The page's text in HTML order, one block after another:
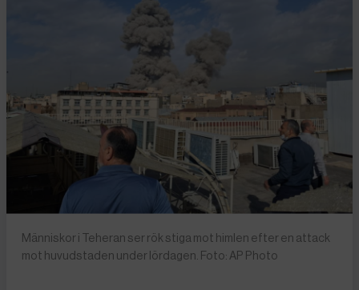
Människor i Teheran ser rök stiga mot himlen efter en attack
mot huvudstaden under lördagen. Foto: AP Photo